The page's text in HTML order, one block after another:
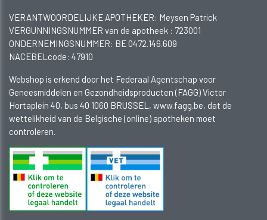
VERANTWOORDELIJKE APOTHEKER: Meysen Patrick
VERGUNNINGSNUMMER van de apotheek : 723001
ONDERNEMINGSNUMMER: BE 0472.146.609
NACEBELcode: 47910
Webshop is erkend door het Federaal Agentschap voor
Geneesmiddelen en Gezondheidsproducten (FAGG) Victor
Hortaplein 40, bus 40 1060 BRUSSEL, www.fagg.be, dat de
wettelikheid van de Belgische (online) apotheken moet
controleren.